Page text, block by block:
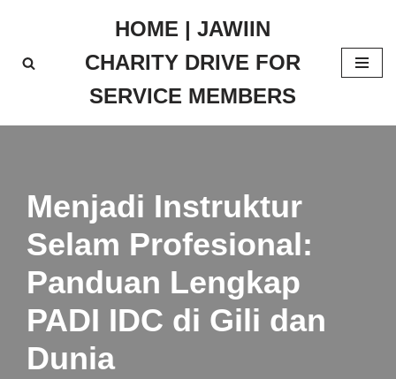
to
HOME | JAWIIN
CHARITY DRIVE FOR
SERVICE MEMBERS
Menjadi Instruktur
Selam Profesional:
Panduan Lengkap
PADI IDC di Gili dan
Dunia